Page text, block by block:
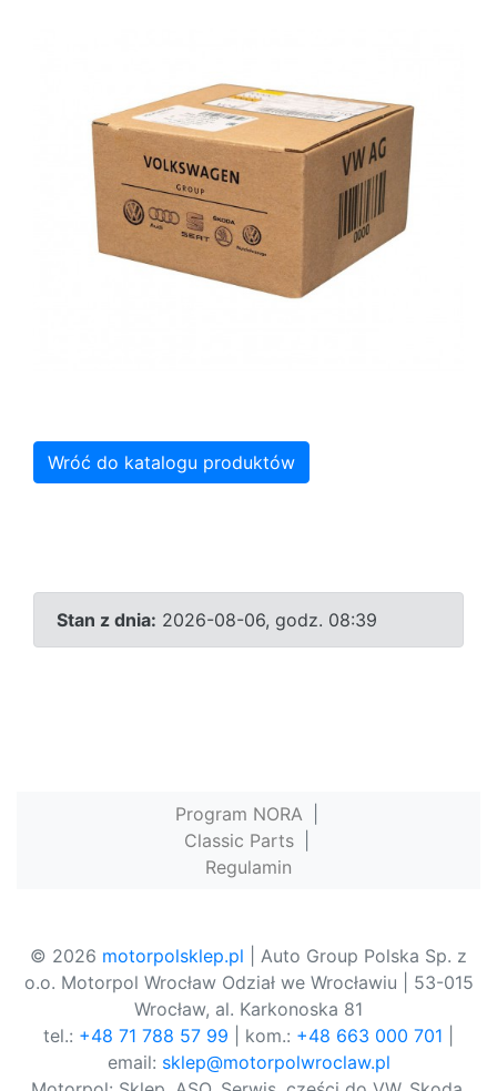
Wróć do katalogu produktów
Stan z dnia: 2026-08-06, godz. 08:39
Program NORA
Classic Parts
Regulamin
© 2026 motorpolsklep.pl | Auto Group Polska Sp. z
o.o. Motorpol Wrocław Odział we Wrocławiu | 53-015
Wrocław, al. Karkonoska 81
tel.: +48 71 788 57 99 | kom.: +48 663 000 701
email: sklep@motorpolwroclaw.pl